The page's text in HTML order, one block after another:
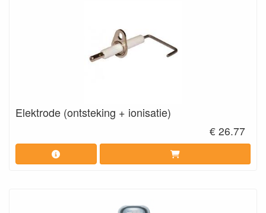
Elektrode (ontsteking + ionisatie)
€ 26.77